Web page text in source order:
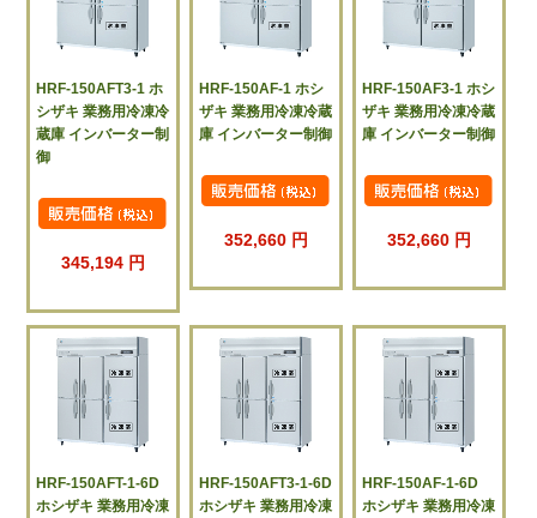
HRF-150AFT3-1 ホ
シザキ 業務用冷凍冷
蔵庫 インバーター制
御
345,194 円
HRF-150AF-1 ホシ
ザキ 業務用冷凍冷蔵
庫 インバーター制御
352,660 円
HRF-150AF3-1 ホシ
ザキ 業務用冷凍冷蔵
庫 インバーター制御
352,660 円
HRF-150AFT-1-6D
ホシザキ 業務用冷凍
HRF-150AFT3-1-6D
ホシザキ 業務用冷凍
HRF-150AF-1-6D
ホシザキ 業務用冷凍